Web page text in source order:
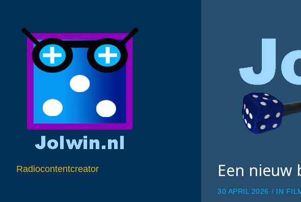
Radiocontentcreator Een nieuw
30 APRIL 2026 IN